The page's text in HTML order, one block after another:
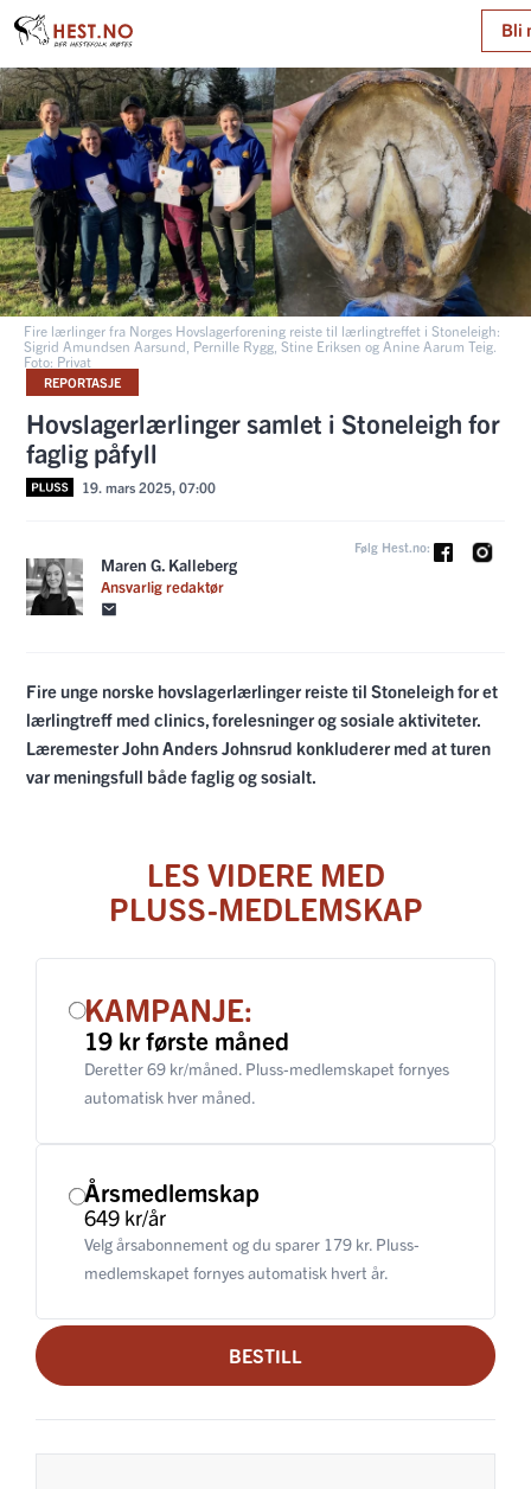
Bli
Fire lærlinger fra Norges Hovslagerforening reiste til lærlingtreffet i Stoneleigh:
Sigrid Amundsen Aarsund, Pernille Rygg, Stine Eriksen og Anine Aarum Teig.
Foto: Privat
REPORTASJE
Hovslagerlærlinger samlet i Stoneleigh for
faglig påfyll
19. mars 2025, 07:00
Maren G. Kalleberg
Ansvarlig redaktør
Følg Hest.no:
Fire unge norske hovslagerlærlinger reiste til Stoneleigh for et
lærlingtreff med clinics, forelesninger og sosiale aktiviteter.
Læremester John Anders Johnsrud konkluderer med at turen
var meningsfull både faglig og sosialt.
LES VIDERE MED
PLUSS-MEDLEMSKAP
KAMPANJE:
19 kr første måned
Deretter 69 kr/måned. Pluss-medlemskapet fornyes
automatisk hver måned.
Årsmedlemskap
649 kr/år
Velg årsabonnement og du sparer 179 kr. Pluss-
medlemskapet fornyes automatisk hvert år.
BESTILL